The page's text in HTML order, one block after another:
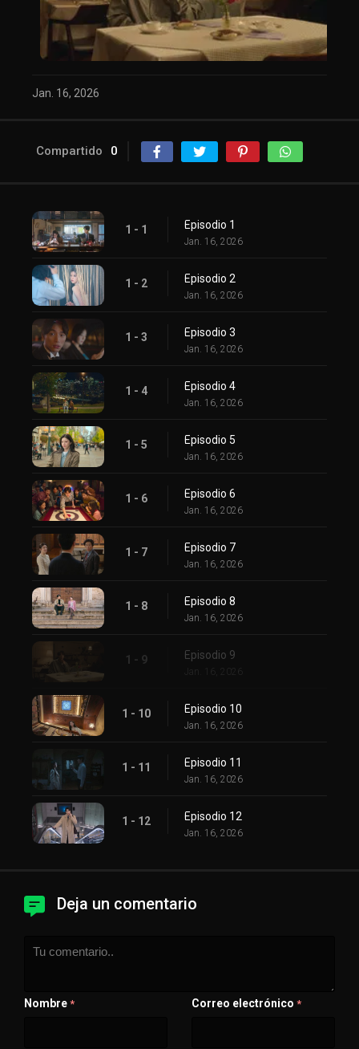
Jan. 16, 2026
Compartido 0
1 - 1 Episodio 1
Jan. 16, 2026
1 - 2 Episodio 2
Jan. 16, 2026
1 - 3 Episodio 3
Jan. 16, 2026
1 - 4 Episodio 4
Jan. 16, 2026
1 - 5 Episodio 5
Jan. 16, 2026
1 - 6 Episodio 6
Jan. 16, 2026
1 - 7 Episodio 7
Jan. 16, 2026
1 - 8 Episodio 8
Jan. 16, 2026
1 - 9 Episodio 9
Jan. 16, 2026
1 - 10 Episodio 10
Jan. 16, 2026
1 - 11 Episodio 11
Jan. 16, 2026
1 - 12 Episodio 12
Jan. 16, 2026
Deja un comentario
Nombre * Correo electrónico *